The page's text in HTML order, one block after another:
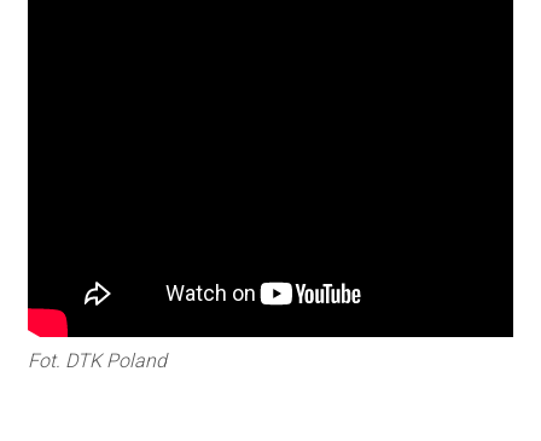
Fot. DTK Poland